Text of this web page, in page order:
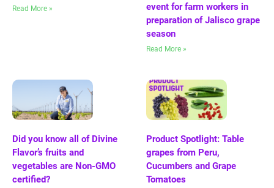
Read More »
event for farm workers in
preparation of Jalisco grape
season
Read More »
Did you know all of Divine
Flavor’s fruits and
vegetables are Non-GMO
certified?
Product Spotlight: Table
grapes from Peru,
Cucumbers and Grape
Tomatoes